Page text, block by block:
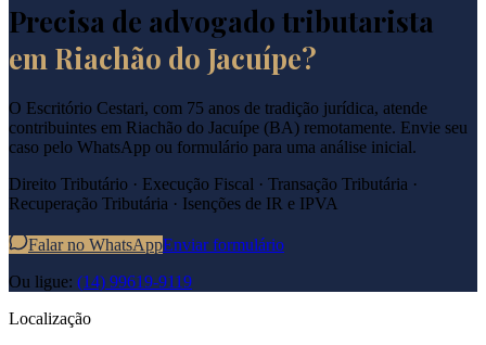
Precisa de advogado tributarista
em Riachão do Jacuípe?
O Escritório Cestari, com 75 anos de tradição jurídica, atende
contribuintes em Riachão do Jacuípe (BA) remotamente. Envie seu
caso pelo WhatsApp ou formulário para uma análise inicial.
Direito Tributário · Execução Fiscal · Transação Tributária ·
Recuperação Tributária · Isenções de IR e IPVA
Falar no WhatsAppEnviar formulário
Ou ligue: (14) 99619-9119
Localização